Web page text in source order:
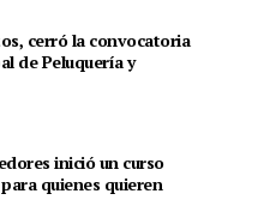
cerró la convocatoria
de Peluquería y
inició un curso
quienes quieren